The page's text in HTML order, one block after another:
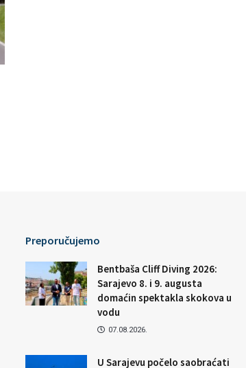
Preporučujemo
Bentbaša Cliff Diving 2026:
Sarajevo 8. i 9. augusta
domaćin spektakla skokova u
vodu
07.08.2026.
U Sarajevu počelo saobraćati